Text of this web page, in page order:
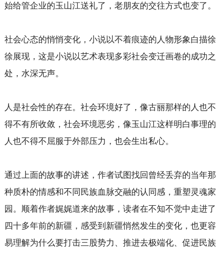
始给管企业的玉山江送礼了，老朋友的交往方式也变了。
社会心态的悄悄变化，小说以不着痕迹的人物形象白描徐
徐展现，这是小说以艺术表现多彩社会变迁画卷的成功之
处，水深无声。
人是社会性的存在。社会环境好了，像古丽那样的人也不
得不有所收敛，社会环境恶劣，像玉山江这样明白事理的
人也不得不屈服于外部压力，也会生出私心。
通过上面的故事的讲述，作者试图找回曾经丢弃的当年那
种质朴的情感和不同民族血脉交融的认同感，重塑灵魂家
园。顺着作者娓娓道来的故事，读者在不知不觉中走进了
四十多年前的新疆，感受到新疆悄然发生的变化，也更容
易理解为什么要打击三股势力、推进去极端化、促进民族